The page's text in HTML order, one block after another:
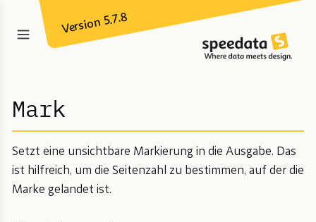
Version 5.7.8
Mark
Setzt eine unsichtbare Markierung in die Ausgabe. Das
ist hilfreich, um die Seitenzahl zu bestimmen, auf der die
Marke gelandet ist.